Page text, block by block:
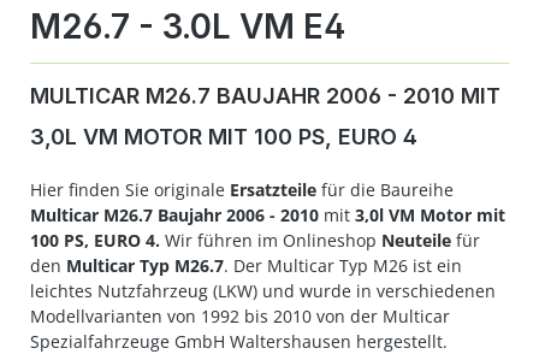
M26.7 - 3.0L VM E4
MULTICAR M26.7 BAUJAHR 2006 - 2010 MIT
3,0L VM MOTOR MIT 100 PS, EURO 4
Hier finden Sie originale Ersatzteile für die Baureihe
Multicar M26.7 Baujahr 2006 - 2010 mit 3,0l VM Motor mit
100 PS, EURO 4. Wir führen im Onlineshop Neuteile für
den Multicar Typ M26.7. Der Multicar Typ M26 ist ein
leichtes Nutzfahrzeug (LKW) und wurde in verschiedenen
Modellvarianten von 1992 bis 2010 von der Multicar
Spezialfahrzeuge GmbH Waltershausen hergestellt.